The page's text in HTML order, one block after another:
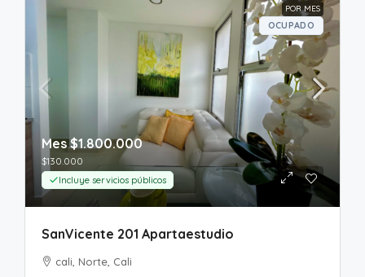
POR MES
OCUPADO
Mes$1.800.000
$130.000
Incluye servicios públicos
SanVicente 201 Apartaestudio
cali, Norte, Cali